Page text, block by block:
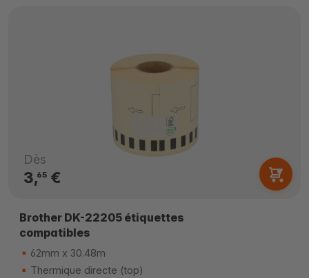
Dès
3,65€
Brother DK-22205 étiquettes
compatibles
62mm x 30.48m
Thermique directe (top)